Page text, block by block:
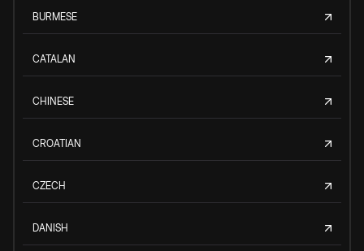
BURMESE
CATALAN
CHINESE
CROATIAN
CZECH
DANISH